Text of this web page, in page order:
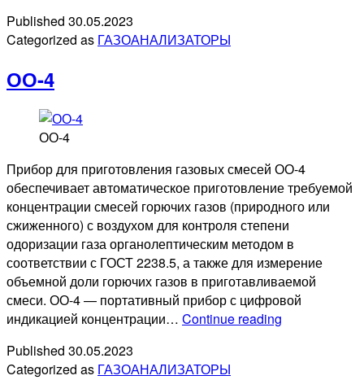
Published 30.05.2023
Categorized as ГАЗОАНАЛИЗАТОРЫ
ОО-4
ОО-4
Прибор для приготовления газовых смесей ОО-4
обеспечивает автоматическое приготовление требуемой
концентрации смесей горючих газов (природного или
сжиженного) с воздухом для контроля степени
одоризации газа органолептическим методом в
соответствии с ГОСТ 2238.5, а также для измерение
объемной доли горючих газов в приготавливаемой
смеси. ОО-4 — портативный прибор с цифровой
индикацией концентрации… Continue reading
Published 30.05.2023
Categorized as ГАЗОАНАЛИЗАТОРЫ